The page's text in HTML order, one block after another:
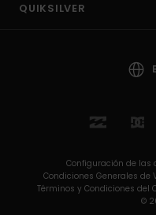
QUIKSILVER
Configuración de las
Condiciones Generales de
Términos y Condiciones del
©